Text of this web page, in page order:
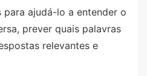
ajudá-lo a entender o
prever quais palavras
relevantes e